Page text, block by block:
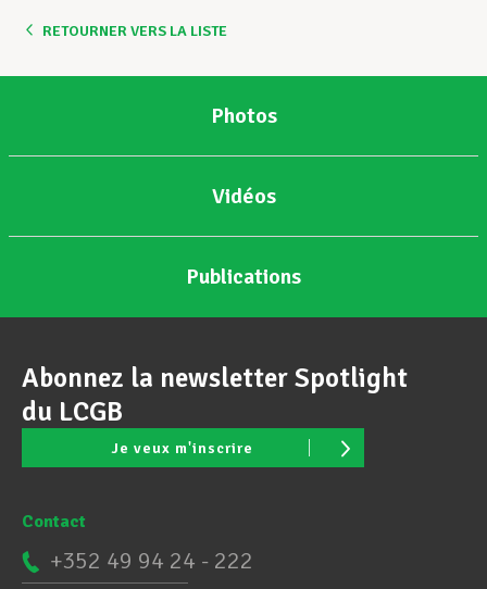
RETOURNER VERS LA LISTE
Photos
Vidéos
Publications
Abonnez la newsletter Spotlight
du LCGB
Je veux m'inscrire
Contact
+352 49 94 24 - 222